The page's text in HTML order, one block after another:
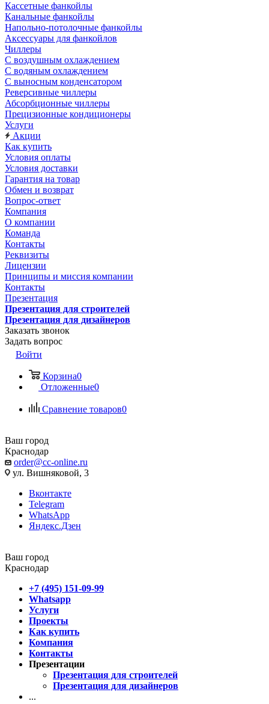
Кассетные фанкойлы
Канальные фанкойлы
Напольно-потолочные фанкойлы
Аксессуары для фанкойлов
Чиллеры
С воздушным охлаждением
С водяным охлаждением
С выносным конденсатором
Реверсивные чиллеры
Абсорбционные чиллеры
Прецизионные кондиционеры
Услуги
Акции
Как купить
Условия оплаты
Условия доставки
Гарантия на товар
Обмен и возврат
Вопрос-ответ
Компания
О компании
Команда
Контакты
Реквизиты
Лицензии
Принципы и миссия компании
Контакты
Презентация
Презентация для строителей
Презентация для дизайнеров
Заказать звонок
Задать вопрос
Войти
Корзина0
Отложенные0
Сравнение товаров0
Ваш город
Краснодар
order@cc-online.ru
ул. Вишняковой, 3
Вконтакте
Telegram
WhatsApp
Яндекс.Дзен
Ваш город
Краснодар
+7 (495) 151-09-99
Whatsapp
Услуги
Проекты
Как купить
Компания
Контакты
Презентации
Презентация для строителей
Презентация для дизайнеров
...